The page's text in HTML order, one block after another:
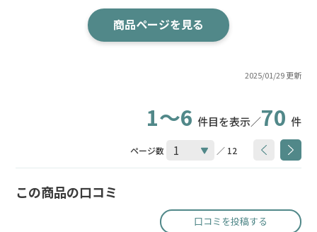
2025/01/29 更新
商品ページを見る
1～6 件目を表示／70 件
ページ数 ／ 12
この商品の口コミ
口コミを投稿する